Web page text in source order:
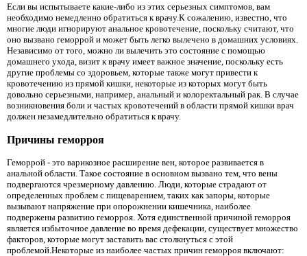
Если вы испытываете какие-либо из этих серьезных симптомов, вам
необходимо немедленно обратиться к врачу.К сожалению, известно, что
многие люди игнорируют анальное кровотечение, поскольку считают, что
оно вызвано геморрой и может быть легко вылечено в домашних условиях.
Независимо от того, можно ли вылечить это состояние с помощью
домашнего ухода, визит к врачу имеет важное значение, поскольку есть
другие проблемы со здоровьем, которые также могут привести к
кровотечению из прямой кишки, некоторые из которых могут быть
довольно серьезными, например, анальный и колоректальный рак. В случае
возникновения боли и частых кровотечений в области прямой кишки врач
должен незамедлительно обратиться к врачу.
Причины геморроя
Геморрой - это варикозное расширение вен, которое развивается в
анальной области. Такое состояние в основном вызвано тем, что вены
подвергаются чрезмерному давлению. Люди, которые страдают от
определенных проблем с пищеварением, таких как запоры, которые
вызывают напряжение при опорожнении кишечника, наиболее
подвержены развитию геморроя. Хотя единственной причиной геморроя
является избыточное давление во время дефекации, существует множество
факторов, которые могут заставить вас столкнуться с этой
проблемой.Некоторые из наиболее частых причин геморроя включают: